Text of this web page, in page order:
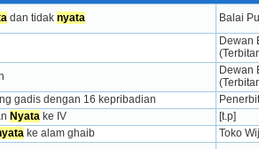
dan tidak nyata Balai
Dewan
Dewan
gadis dengan 16 kepribadian
Nyata ke IV
[t.p]
ke alam ghaib
Toko